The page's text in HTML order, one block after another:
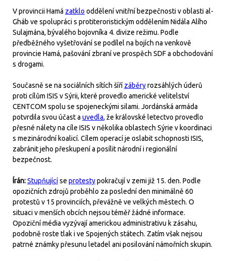
V provincii Hamá zatklo oddělení vnitřní bezpečnosti v oblasti al-
Gháb ve spolupráci s protiteroristickým oddělením Nidála Alího
Sulajmána, bývalého bojovníka 4. divize režimu. Podle
předběžného vyšetřování se podílel na bojích na venkově
provincie Hamá, pašování zbraní ve prospěch SDF a obchodování
s drogami.
Současně se na sociálních sítích šíří záběryrozsáhlých úderů
proti cílům ISIS v Sýrii, které provedlo americké velitelství
CENTCOM spolu se spojeneckými silami. Jordánská armáda
potvrdila svou účast a uvedla, že královské letectvo provedlo
přesné nálety na cíle ISIS v několika oblastech Sýrie v koordinaci
s mezinárodní koalicí. Cílem operací je oslabit schopnosti ISIS,
zabránit jeho přeskupení a posílit národní i regionální
bezpečnost.
Írán:Stupňujícíse protestypokračují v zemi již 15. den. Podle
opozičních zdrojů proběhlo za poslední den minimálně 60
protestů v 15 provinciích, převážně ve velkých městech. O
situaci v menších obcích nejsou téměř žádné informace.
Opoziční média vyzývají americkou administrativu k zásahu,
podobně roste tlak i ve Spojených státech. Zatím však nejsou
patrné známky přesunu letadel ani posilování námořních skupin.